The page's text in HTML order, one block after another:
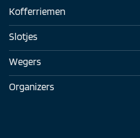
Kofferriemen
Slotjes
Wegers
Organizers